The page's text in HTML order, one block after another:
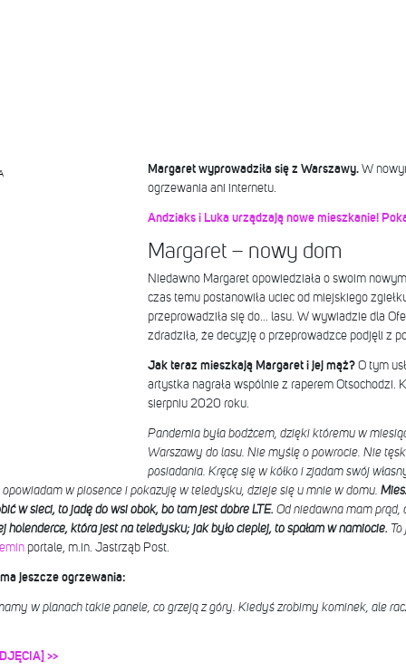
Margaret wyprowadziła się z Warszawy. W
ogrzewania ani internetu.
Andziaks i Luka urządzają nowe mieszkanie!
Margaret – nowy dom
Niedawno Margaret opowiedziała o swoim
czas temu postanowiła uciec od miejskiego
przeprowadziła się do… lasu. W wywiadzie dla
zdradziła, że decyzję o przeprowadzce podjęli z
Jak teraz mieszkają Margaret i jej mąż? O tym
artystka nagrała wspólnie z raperem Otsochodzi.
sierpniu 2020 roku.
Pandemia była bodźcem, dzięki któremu w
Warszawy do lasu. Nie myślę o powrocie. Nie
posiadania. Kręcę się w kółko i zjadam swój
w piosence i pokazuję w teledysku, dzieje się u mnie w domu.
w sieci, to jadę do wsi obok, bo tam jest dobre LTE. Od niedawna mam
holenderce, która jest na teledysku; jak było cieplej, to spałam w namiocie.
portale, m.in. Jastrząb Post.
jeszcze ogrzewania:
w planach takie panele, co grzeją z góry. Kiedyś zrobimy kominek, ale
>>